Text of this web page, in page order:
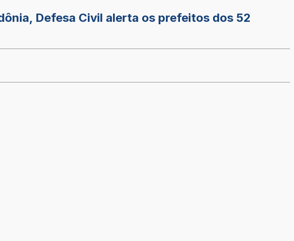
Defesa Civil alerta os prefeitos dos 52